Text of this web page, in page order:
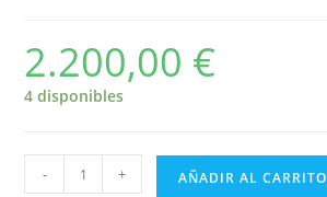
2.200,00 €
4 disponibles
- + AÑADIR AL CARRITO